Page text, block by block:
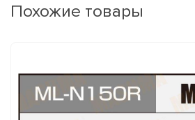
Похожие товары